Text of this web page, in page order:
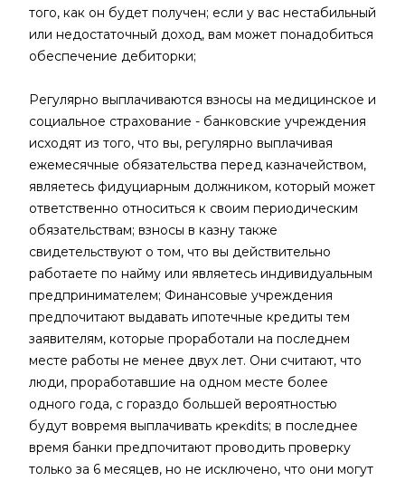
того, как он будет получен; если у вас нестабильный
или недостаточный доход, вам может понадобиться
обеспечение дебиторки;
Регулярно выплачиваются взносы на медицинское и
социальное страхование - банковские учреждения
исходят из того, что вы, регулярно выплачивая
ежемесячные обязательства перед казначейством,
являетесь фидуциарным должником, который может
ответственно относиться к своим периодическим
обязательствам; взносы в казну также
свидетельствуют о том, что вы действительно
работаете по найму или являетесь индивидуальным
предпринимателем; Финансовые учреждения
предпочитают выдавать ипотечные кредиты тем
заявителям, которые проработали на последнем
месте работы не менее двух лет. Они считают, что
люди, проработавшие на одном месте более
одного года, с гораздо большей вероятностью
будут вовремя выплачивать ĸpeĸdits; в последнее
время банки предпочитают проводить проверку
только за 6 месяцев, но не исключено, что они могут